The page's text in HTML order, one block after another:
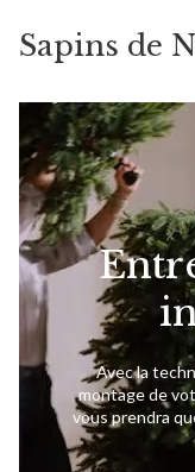
Sapins de
Avec la
montage de
vous prendra